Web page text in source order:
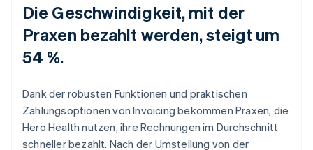
Die Geschwindigkeit, mit der
Praxen bezahlt werden, steigt um
54 %.
Dank der robusten Funktionen und praktischen
Zahlungsoptionen von Invoicing bekommen Praxen, die
Hero Health nutzen, ihre Rechnungen im Durchschnitt
schneller bezahlt. Nach der Umstellung von der